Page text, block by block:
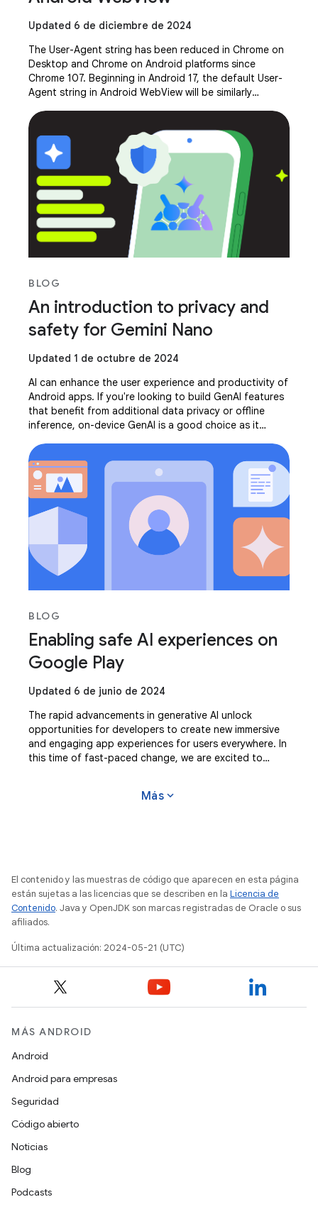
Updated 6 de diciembre de 2024
The User-Agent string has been reduced in Chrome on
Desktop and Chrome on Android platforms since
Chrome 107. Beginning in Android 17, the default User-
Agent string in Android WebView will be similarly
BLOG
An introduction to privacy and
safety for Gemini Nano
Updated 1 de octubre de 2024
AI can enhance the user experience and productivity of
Android apps. If you're looking to build GenAI features
that benefit from additional data privacy or offline
inference, on-device GenAI is a good choice as it
BLOG
Enabling safe AI experiences on
Google Play
Updated 6 de junio de 2024
The rapid advancements in generative AI unlock
opportunities for developers to create new immersive
and engaging app experiences for users everywhere. In
this time of fast-paced change, we are excited to
Más expand_more
El contenido y las muestras de código que aparecen en esta página
están sujetas a las licencias que se describen en la Licencia de
Contenido. Java y OpenJDK son marcas registradas de Oracle o sus
afiliados.
Última actualización: 2024-05-21 (UTC)
MÁS ANDROID
Android
Android para empresas
Seguridad
Código abierto
Noticias
Blog
Podcasts